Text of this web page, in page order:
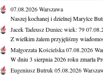
07.08.2026Warszawa
Naszej kochanej i dzielnej Marylce
Jacek Tadeusz Duniecwiek: 79
Z wielkim żalem przyjęliśmy
Małgorzata Kościelska07.08.2026
W dniu 3 sierpnia 2026 roku zmarła
Eugeniusz Butruk05.08.2026